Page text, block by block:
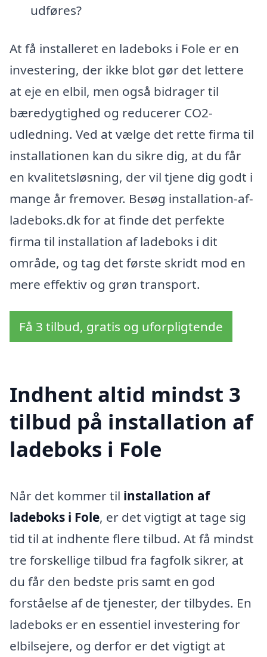
udføres?
At få installeret en ladeboks i Fole er en
investering, der ikke blot gør det lettere
at eje en elbil, men også bidrager til
bæredygtighed og reducerer CO2-
udledning. Ved at vælge det rette firma til
installationen kan du sikre dig, at du får
en kvalitetsløsning, der vil tjene dig godt i
mange år fremover. Besøg installation-af-
ladeboks.dk for at finde det perfekte
firma til installation af ladeboks i dit
område, og tag det første skridt mod en
mere effektiv og grøn transport.
Få 3 tilbud, gratis og uforpligtende
Indhent altid mindst 3
tilbud på installation af
ladeboks i Fole
Når det kommer til installation af
ladeboks i Fole, er det vigtigt at tage sig
tid til at indhente flere tilbud. At få mindst
tre forskellige tilbud fra fagfolk sikrer, at
du får den bedste pris samt en god
forståelse af de tjenester, der tilbydes. En
ladeboks er en essentiel investering for
elbilsejere, og derfor er det vigtigt at